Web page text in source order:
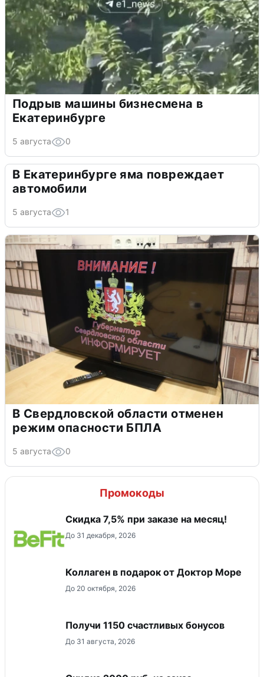
Подрыв машины бизнесмена в
Екатеринбурге
5 августа 0
В Екатеринбурге яма повреждает
автомобили
5 августа 1
В Свердловской области отменен
режим опасности БПЛА
5 августа 0
Промокоды
Скидка 7,5% при заказе на месяц!
До 31 декабря, 2026
Коллаген в подарок от Доктор Море
До 20 октября, 2026
Получи 1150 счастливых бонусов
До 31 августа, 2026